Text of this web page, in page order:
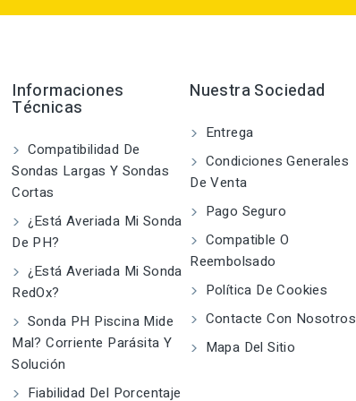
Informaciones
Técnicas
Compatibilidad De
Sondas Largas Y Sondas
Cortas
¿Está Averiada Mi Sonda
De PH?
¿Está Averiada Mi Sonda
RedOx?
Sonda PH Piscina Mide
Mal? Corriente Parásita Y
Solución
Fiabilidad Del Porcentaje
Nuestra Sociedad
Entrega
Condiciones Generales
De Venta
Pago Seguro
Compatible O
Reembolsado
Política De Cookies
Contacte Con Nosotros
Mapa Del Sitio